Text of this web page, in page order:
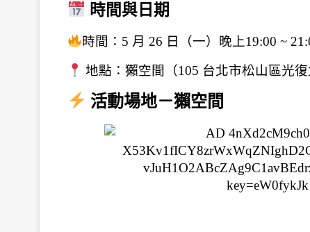
時間與日期
時間：5 月 26 日（一）晚上19:00 ~
地點：獺空間（105 台北市松山區光復
活動場地－獺空間